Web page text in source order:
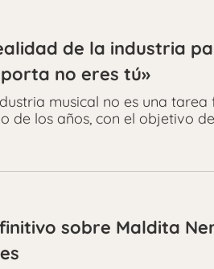
de la industria
no eres tú»
musical no es una
de los años, con el objetivo
sobre Maldita